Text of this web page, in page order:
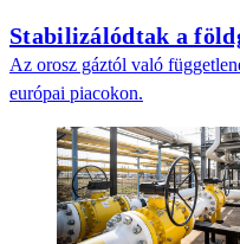
Stabilizálódtak a
Az orosz gáztól való
európai piacokon.